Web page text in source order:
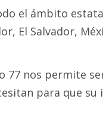
el ámbito
El Salvador,
77 nos permite
para que su